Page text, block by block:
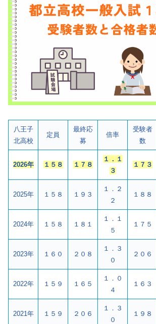
八王子
北高校
定員
最終応
募
倍率
受験者
数
2026年 １５８ １７８
１．１
３
１７３
2025年 １５８ １９３
１．２
２
１８８
2024年 １５８ １８１
１．１
５
１７５
2023年 １６０ ２０８
１．３
０
２０６
2022年 １５９ １６５
１．０
４
１６３
2021年 １５９ ２０６
１．３
０
１９８